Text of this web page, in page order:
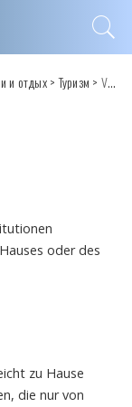
и отдых>Туризм > Viele, die solche
oder des
zu Hause
die nur von